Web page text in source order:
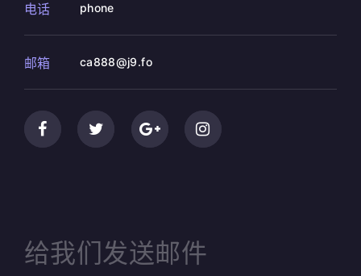
电话 phone
邮箱 ca888@j9.fo
给我们发送邮件